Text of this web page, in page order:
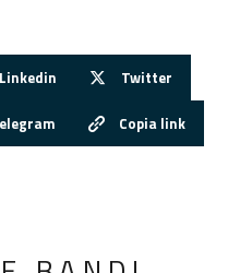
Linkedin Twitter
Copia link